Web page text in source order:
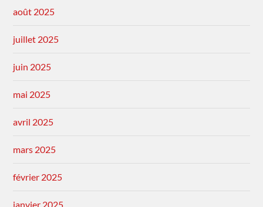
août 2025
juillet 2025
juin 2025
mai 2025
avril 2025
mars 2025
février 2025
janvier 2025